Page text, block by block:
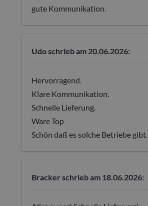
gute Kommunikation.
Udoschrieb am 20.06.2026:
Hervorragend.
Klare Kommunikation.
Schnelle Lieferung.
Ware Top
Schön daß es solche Betriebe gibt.
Bracker schrieb am 18.06.2026: